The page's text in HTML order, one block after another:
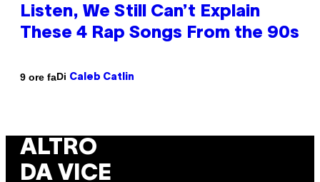
Listen, We Still Can’t Explain
These 4 Rap Songs From the 90s
9 ore faDi Caleb Catlin
ALTRO
DA VICE